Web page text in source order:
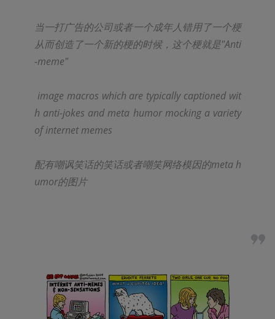
当一打广告的公司或者一个成年人错用了一个梗
从而创造了一个新的梗的时候，这个梗就是"Anti
-meme"
image macros which are typically captioned wit
h anti-jokes and meta humor mocking a variety
of internet memes
配有嘲讽笑话的笑话或者嘲笑网络模因的meta h
umor的图片